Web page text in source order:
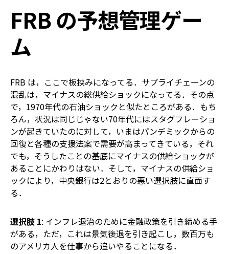
FRB の予想管理ゲー
ム
FRB は，ここで板挟みになってる．サプライチェーンの
混乱は，マイナスの総供給ショックになってる．その点
で，1970年代の石油ショックと似たところがある．もち
ろん，状況は同じじゃない――70年代にはスタグフレーショ
ンが起きていたのに対して，いまはパンデミックからの
回復と各種の支援法案で需要が高まってきている，それ
でも，そうしたことの基底にマイナスの供給ショックが
あることにかわりはない．そして，マイナスの供給ショ
ックにより，中央銀行は2とおりの悪い選択肢に直面す
る．
選択肢 1: インフレ退治のために金融政策を引き締める手
がある，ただ，これは景気後退を引き起こし，数百万も
のアメリカ人を仕事から追いやることになる．